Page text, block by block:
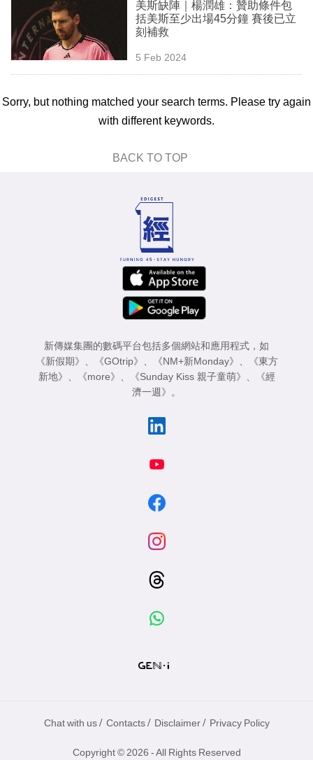
美斯缺陣｜楊潤雄：贊助條件包
括美斯至少出場45分鐘 賽後已立
刻補救
5 Feb 2024
Sorry, but nothing matched your search terms. Please try again
with different keywords.
BACK TO TOP
新傳媒集團的數碼平台包括多個網站和應用程式，如
《新假期》 、 《GOtrip》 、 《NM+新Monday》 、
《東方
新地》 、 《more》 、 《Sunday Kiss 親子童萌》 、
《經
濟一週》 。
Chat with us / Contacts / Disclaimer / Privacy Policy
Copyright © 2026 - All Rights Reserved